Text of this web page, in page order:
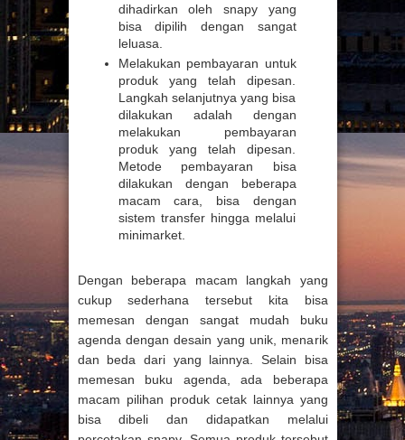
dihadirkan oleh snapy yang
bisa dipilih dengan sangat
leluasa.
Melakukan pembayaran untuk
produk yang telah dipesan.
Langkah selanjutnya yang bisa
dilakukan adalah dengan
melakukan pembayaran
produk yang telah dipesan.
Metode pembayaran bisa
dilakukan dengan beberapa
macam cara, bisa dengan
sistem transfer hingga melalui
minimarket.
Dengan beberapa macam langkah yang
cukup sederhana tersebut kita bisa
memesan dengan sangat mudah buku
agenda dengan desain yang unik, menarik
dan beda dari yang lainnya. Selain bisa
memesan buku agenda, ada beberapa
macam pilihan produk cetak lainnya yang
bisa dibeli dan didapatkan melalui